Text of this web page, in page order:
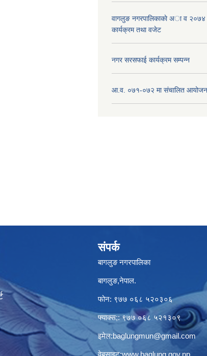
वागलुङ नगरपालिकाकाे अा‍ व
कार्यक्रम तथा वजेट
नगर सरसफाई कार्यक्रम सम्पन्न
आ.व. ०७१-०७२ मा संचालित
संपर्क
बागलुङ नगरपालिका
बागलुङ,नेपाल.
फोन: ९७७ ०६८ ५२०३०६
फ्याक्स;: ९७७ ०६८ ५२१३०९
इमेल:baglungmun@gmail.com